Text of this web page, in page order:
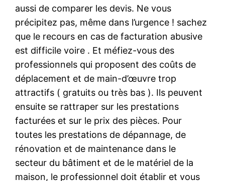
aussi de comparer les devis. Ne vous
précipitez pas, même dans l’urgence ! sachez
que le recours en cas de facturation abusive
est difficile voire . Et méfiez-vous des
professionnels qui proposent des coûts de
déplacement et de main-d’œuvre trop
attractifs ( gratuits ou très bas ). Ils peuvent
ensuite se rattraper sur les prestations
facturées et sur le prix des pièces. Pour
toutes les prestations de dépannage, de
rénovation et de maintenance dans le
secteur du bâtiment et de le matériel de la
maison, le professionnel doit établir et vous